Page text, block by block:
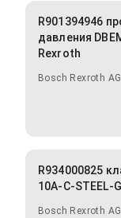
R901394946
давления
Rexroth
Bosch Rexroth AG
R934000825
10A-C-STEEL-
Bosch Rexroth AG